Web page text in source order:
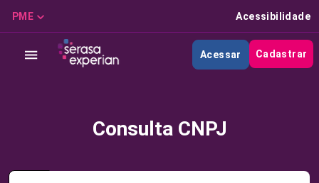
PME Acessibilidade
Acessar Cadastrar
Consulta CNPJ